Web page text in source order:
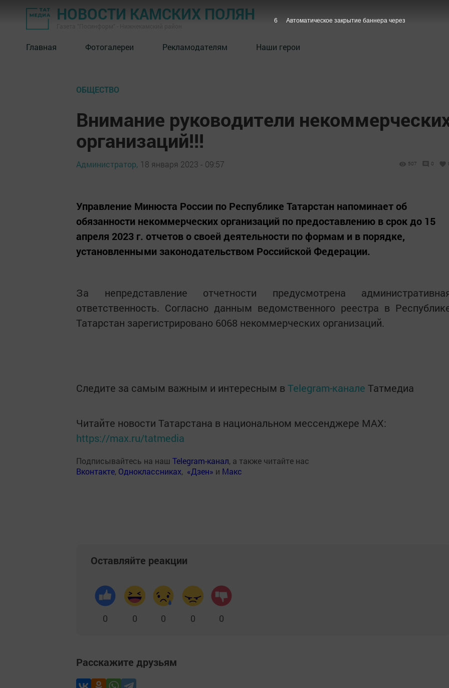
НОВОСТИ КАМСКИХ ПОЛЯН
Главная Фотогалереи Рекламодателям Наши герои
ОБЩЕСТВО
Внимание руководители
организаций!!!
Администратор, 18 января 2023 - 09:57 507 0
Управление Минюста России по Республике Татарстан напоминает об
обязанности некоммерческих организаций по предоставлению в срок до 15
апреля 2023 г. отчетов о своей деятельности по формам и в порядке,
установленными законодательством Российской Федерации.
За непредставление отчетности предусмотрена
ответственность. Согласно данным ведомственного реестра в
Татарстан зарегистрировано 6068 некоммерческих организаций.
Следите за самым важным и интересным в Telegram-канале Татмедиа
Читайте новости Татарстана в национальном мессенджере MАХ:
https://max.ru/tatmedia
Подписывайтесь на наш Telegram-канал, а также читайте нас
Вконтакте, Одноклассниках, «Дзен» и Макс
Оставляйте реакции
0 0 0 0 0
Расскажите друзьям
5 Автоматическое закрытие баннера через